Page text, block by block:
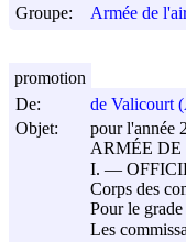
Groupe:
Armée de
De:
de Valicourt
Objet:
pour l'année
ARMÉE
I. ―
Corps des
Pour le
Les
promotion